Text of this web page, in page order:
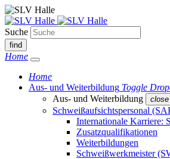
Suche
find
Home
Home
Aus- und Weiterbildung Toggle
Aus- und Weiterbildung
close
Schweißaufsichtspersonal
Internationale Karriere:
Zusatzqualifikationen
Weiterbildungen
Schweißwerkmeister